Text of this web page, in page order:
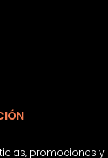
promociones